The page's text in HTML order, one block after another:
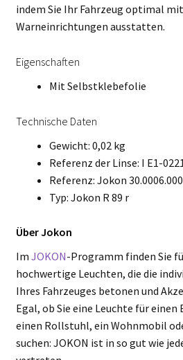
indem Sie Ihr Fahrzeug optimal
Warneinrichtungen ausstatten.
Eigenschaften
Mit Selbstklebefolie
Technische Daten
Gewicht: 0,02 kg
Referenz der Linse: I E1-
Referenz: Jokon 30.0006.000
Typ: Jokon R 89 r
Über Jokon
Im JOKON-Programm finden Sie
hochwertige Leuchten, die die
Ihres Fahrzeuges betonen und
Egal, ob Sie eine Leuchte für einen
einen Rollstuhl, ein Wohnmobil
suchen: JOKON ist in so gut wie